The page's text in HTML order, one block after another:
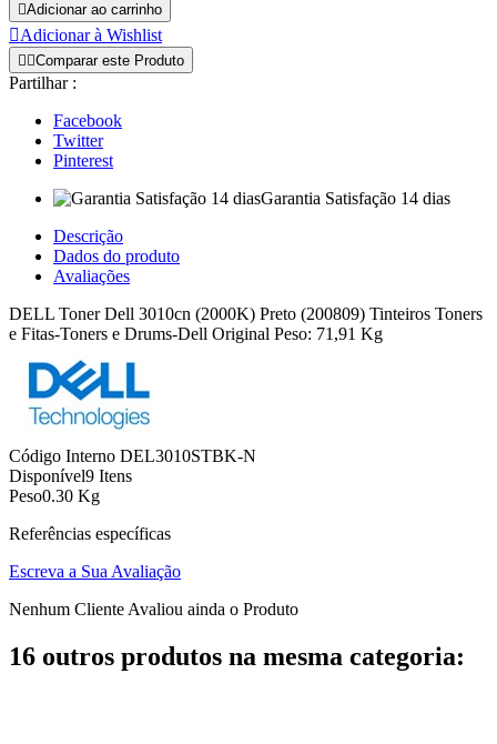
Adicionar ao carrinho
Adicionar à Wishlist
 Comparar este Produto
Partilhar :
Facebook
Twitter
Pinterest
Garantia Satisfação 14 dias
Descrição
Dados do produto
Avaliações
DELL Toner Dell 3010cn (2000K) Preto (200809) Tinteiros Toners
e Fitas-Toners e Drums-Dell Original Peso: 71,91 Kg
Código Interno DEL3010STBK-N
Disponível9 Itens
Peso0.30 Kg
Referências específicas
Escreva a Sua Avaliação
Nenhum Cliente Avaliou ainda o Produto
16 outros produtos na mesma categoria: